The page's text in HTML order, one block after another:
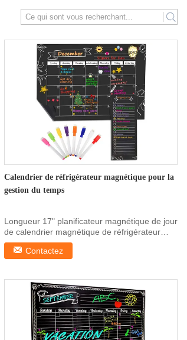
search
Calendrier de réfrigérateur magnétique pour la
gestion du temps
Longueur 17" planificateur magnétique de jour
de calendrier magnétique de réfrigérateur
pour la ...
Contactez